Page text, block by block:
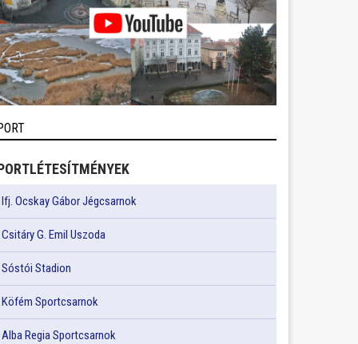
Ifj. Ocskay Gábor Jégcsarnok
Csitáry G. Emil Uszoda
Sóstói Stadion
Köfém Sportcsarnok
Alba Regia Sportcsarnok